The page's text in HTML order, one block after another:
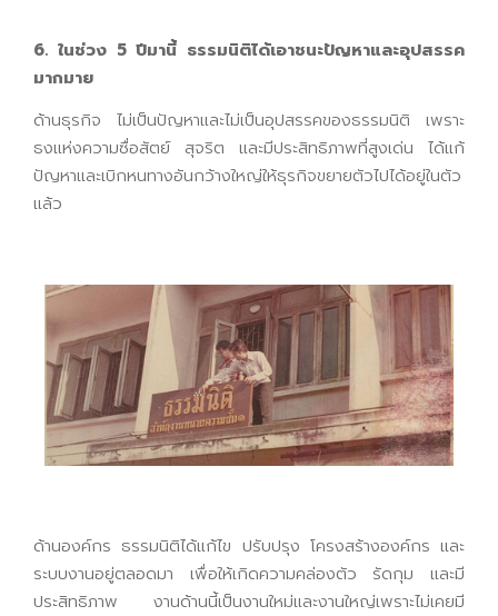
6. ในช่วง 5 ปีมานี้ ธรรมนิติได้เอาชนะปัญหาและอุปสรรค
มากมาย
ด้านธุรกิจ ไม่เป็นปัญหาและไม่เป็นอุปสรรคของธรรมนิติ เพราะ
ธงแห่งความซื่อสัตย์ สุจริต และมีประสิทธิภาพที่สูงเด่น ได้แก้
ปัญหาและเบิกหนทางอันกว้างใหญ่ให้ธุรกิจขยายตัวไปได้อยู่ในตัว
แล้ว
ด้านองค์กร ธรรมนิติได้แก้ไข ปรับปรุง โครงสร้างองค์กร และ
ระบบงานอยู่ตลอดมา เพื่อให้เกิดความคล่องตัว รัดกุม และมี
ประสิทธิภาพ งานด้านนี้เป็นงานใหม่และงานใหญ่เพราะไม่เคยมี